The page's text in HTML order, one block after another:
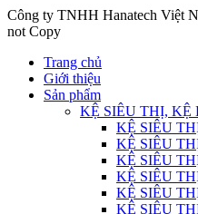
Công ty TNHH Hanatech Việt
not Copy
Trang chủ
Giới thiệu
Sản phẩm
KỆ SIÊU THỊ, KỆ
KỆ SIÊU
KỆ SIÊU
KỆ SIÊU
KỆ SIÊU
KỆ SIÊU
KỆ SIÊU